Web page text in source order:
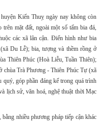
Kiến Thuỵ ngày nay không còn
mặt đất, ngoài một số tấm bia đá,
các xã lân cận. Điển hình như bia
Du Lễ); bia, tượng và thềm rồng ở
Thiên Phúc (Hoà Liễu, Tuần Thiên);
chùa Trà Phương - Thiên Phúc Tự (xã
góp phần đáng kể trong quá trình
lịch sử, văn hoá, nghệ thuật thời Mạc
nhiều phương pháp tiếp cận khác